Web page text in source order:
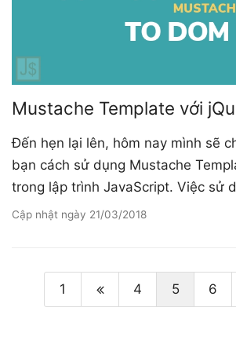
Mustache Template với
Đến hẹn lại lên, hôm nay mình sẽ
bạn cách sử dụng Mustache
trong lập trình JavaScript. Việc sử
Cập nhật ngày 21/03/2018
1 4 5 6